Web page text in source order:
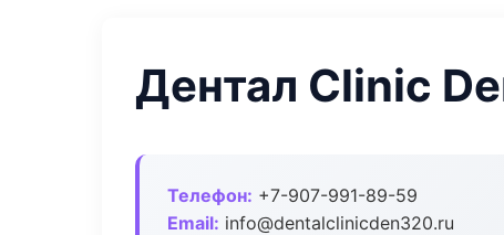
Дентал Clinic
Телефон: +7-907-991-89-59
Email: info@dentalclinicden320.ru